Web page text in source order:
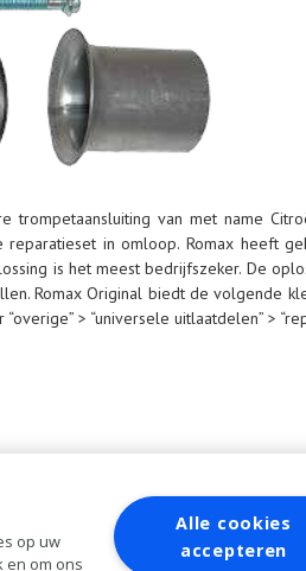
van met name
in omloop. Romax heeft
is het meest bedrijfszeker. De
Romax Original biedt de volgende
> “universele uitlaatdelen” >
op uw
en om ons
Alle cookies
accepteren